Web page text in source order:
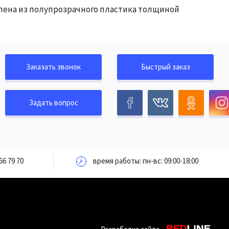
из полупрозрачного пластика толщиной
Заказать звонок
Задать вопрос
Быстрый заказ
79 70 время работы: пн-вс: 09:00-18:00